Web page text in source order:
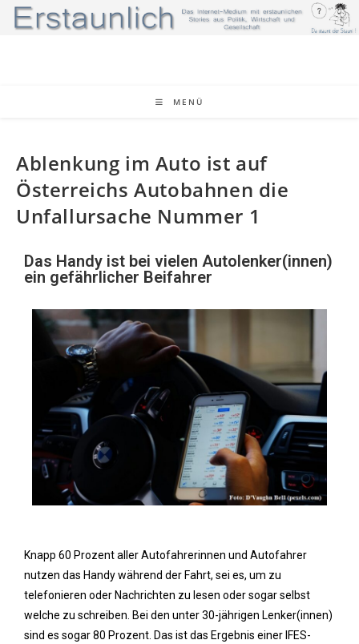
MENÜ
Ablenkung im Auto ist auf
Österreichs Autobahnen die
Unfallursache Nummer 1
Das Handy ist bei vielen Autolenker(innen)
ein gefährlicher Beifahrer
Knapp 60 Prozent aller Autofahrerinnen und Autofahrer
nutzen das Handy während der Fahrt, sei es, um zu
telefonieren oder Nachrichten zu lesen oder sogar selbst
welche zu schreiben. Bei den unter 30-jährigen Lenker(innen)
sind es sogar 80 Prozent. Das ist das Ergebnis einer IFES-